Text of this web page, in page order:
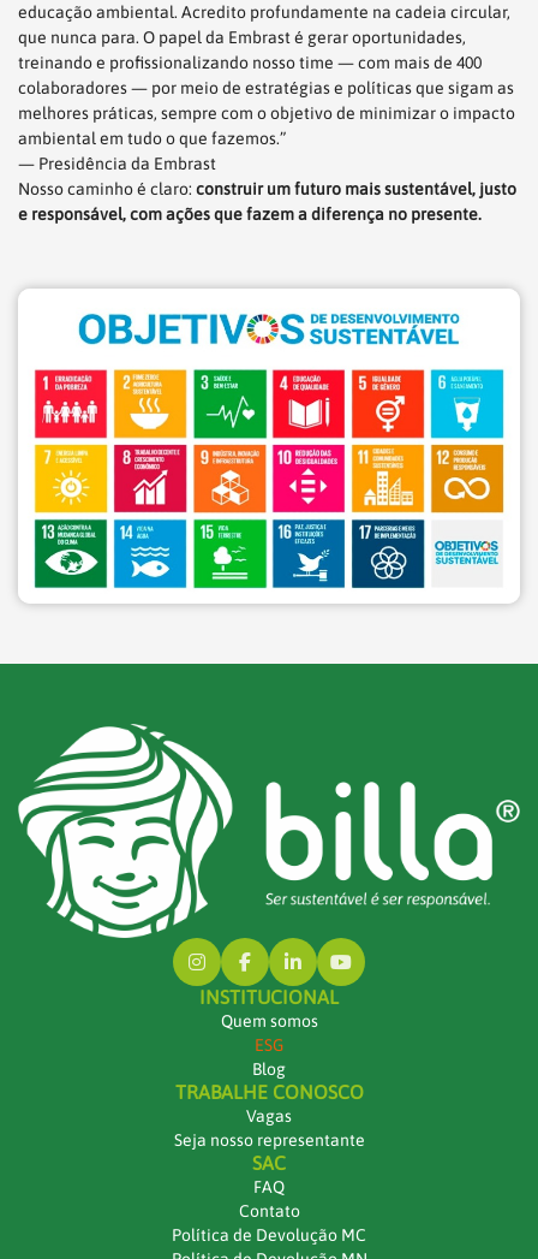
educação ambiental. Acredito profundamente na cadeia circular,
que nunca para. O papel da Embrast é gerar oportunidades,
treinando e profissionalizando nosso time — com mais de 400
colaboradores — por meio de estratégias e políticas que sigam as
melhores práticas, sempre com o objetivo de minimizar o impacto
ambiental em tudo o que fazemos.”
— Presidência da Embrast
Nosso caminho é claro: construir um futuro mais sustentável, justo
e responsável, com ações que fazem a diferença no presente.
INSTITUCIONAL
Quem somos
ESG
Blog
TRABALHE CONOSCO
Vagas
Seja nosso representante
SAC
FAQ
Contato
Política de Devolução MC